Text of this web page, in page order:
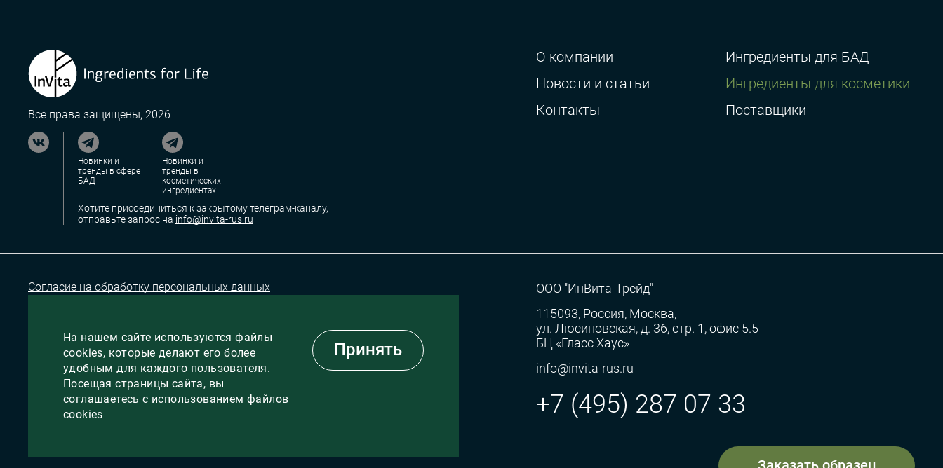
+7 (495) 287 07 33
Новинки и
тренды в сфере
БАД
Новинки и
тренды в
косметических
ингредиентах
Хотите присоединиться к закрытому телеграм-каналу,
отправьте запрос на info@invita-rus.ru
О компании
Новости и статьи
Контакты
Ингредиенты для БАД
Ингредиенты для косметики
Поставщики
ООО "ИнВита-Трейд"
115093, Россия, Москва,
ул. Люсиновская, д. 36, стр. 1, офис 5.5
БЦ «Гласс Хаус»
info@invita-rus.ru
Согласие на обработку персональных данных
Все права защищены, 2026
сделано вVIPRO
На нашем сайте используются файлы
cookies, которые делают его более
удобным для каждого пользователя.
Посещая страницы сайта, вы
соглашаетесь с использованием файлов
cookies
Принять